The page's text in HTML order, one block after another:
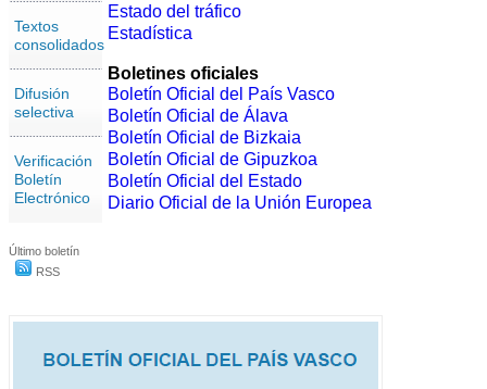
Textos
consolidados
Difusión
selectiva
Verificación
Boletín
Electrónico
Último boletín
RSS
Estado del tráfico
Estadística
Boletines oficiales
Boletín Oficial del País Vasco
Boletín Oficial de Álava
Boletín Oficial de Bizkaia
Boletín Oficial de Gipuzkoa
Boletín Oficial del Estado
Diario Oficial de la Unión Europea